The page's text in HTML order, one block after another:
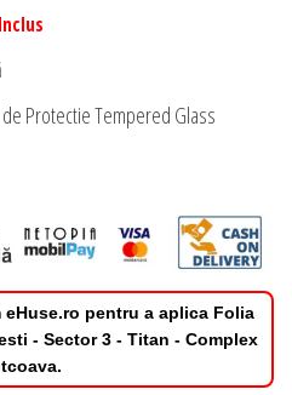
Protectie Tempered Glass
pentru a aplica Folia
- Sector 3 - Titan - Complex